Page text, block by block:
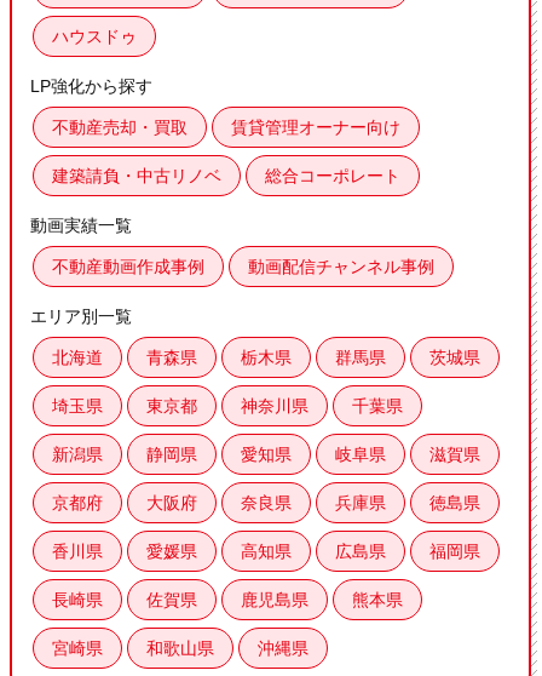
ハウスドゥ
LP強化から探す
不動産売却・買取 賃貸管理オーナー向け
建築請負・中古リノベ 総合コーポレート
動画実績一覧
不動産動画作成事例 動画配信チャンネル事例
エリア別一覧
北海道 青森県 栃木県 群馬県 茨城県
埼玉県 東京都 神奈川県 千葉県
新潟県 静岡県 愛知県 岐阜県 滋賀県
京都府 大阪府 奈良県 兵庫県 徳島県
香川県 愛媛県 高知県 広島県 福岡県
長崎県 佐賀県 鹿児島県 熊本県
宮崎県 和歌山県 沖縄県